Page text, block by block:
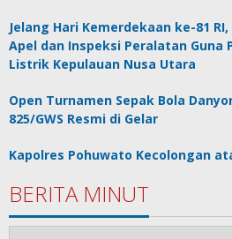
Jelang Hari Kemerdekaan ke-81
Apel dan Inspeksi Peralatan Guna
Listrik Kepulauan Nusa Utara
Open Turnamen Sepak Bola
825/GWS Resmi di Gelar
Kapolres Pohuwato Kecolongan
BERITA MINUT